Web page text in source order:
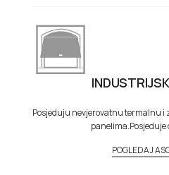
Posjeduju nevjerovatnu termalnu
panelima.Posjeduje
POGLEDAJ